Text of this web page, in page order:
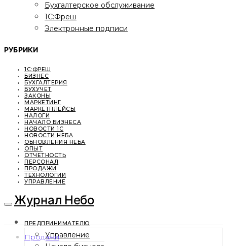
Бухгалтерское обслуживание
1С:Фреш
Электронные подписи
РУБРИКИ
1С:ФРЕШ
БИЗНЕС
БУХГАЛТЕРИЯ
БУХУЧЕТ
ЗАКОНЫ
МАРКЕТИНГ
МАРКЕТПЛЕЙСЫ
НАЛОГИ
НАЧАЛО БИЗНЕСА
НОВОСТИ 1С
НОВОСТИ НЕБА
ОБНОВЛЕНИЯ НЕБА
ОПЫТ
ОТЧЕТНОСТЬ
ПЕРСОНАЛ
ПРОДАЖИ
ТЕХНОЛОГИИ
УПРАВЛЕНИЕ
Журнал Небо
ПРЕДПРИНИМАТЕЛЮ
Управление
Продажи